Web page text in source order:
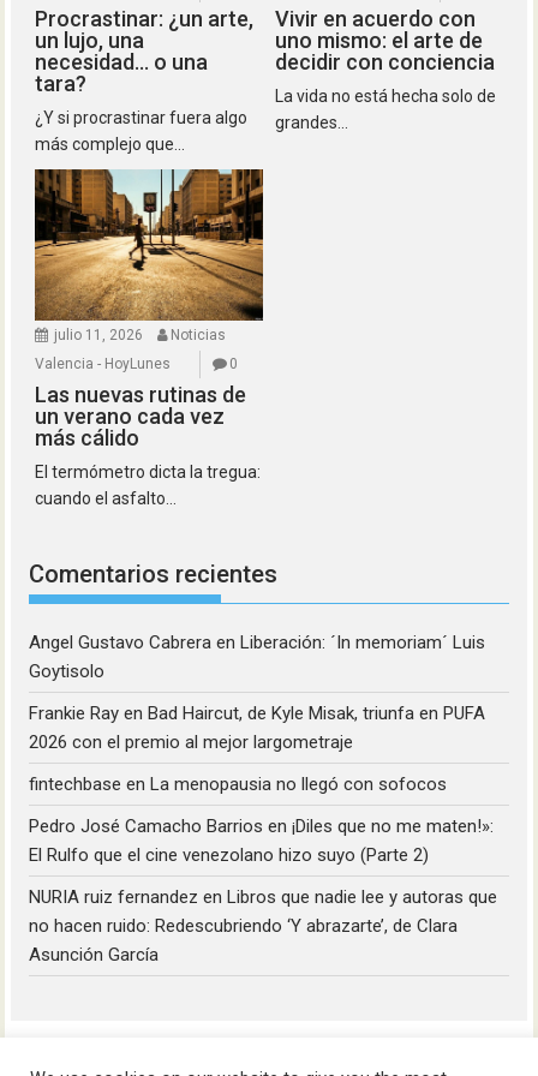
Procrastinar: ¿un arte,
un lujo, una
necesidad… o una
tara?
¿Y si procrastinar fuera algo
más complejo que...
Vivir en acuerdo con
uno mismo: el arte de
decidir con conciencia
La vida no está hecha solo de
grandes...
julio 11, 2026
Noticias
Valencia - HoyLunes
0
Las nuevas rutinas de
un verano cada vez
más cálido
El termómetro dicta la tregua:
cuando el asfalto...
Comentarios recientes
Angel Gustavo Cabrera enLiberación: ´In memoriam´ Luis
Goytisolo
Frankie Ray enBad Haircut, de Kyle Misak, triunfa en PUFA
2026 con el premio al mejor largometraje
fintechbase enLa menopausia no llegó con sofocos
Pedro José Camacho Barrios en¡Diles que no me maten!»:
El Rulfo que el cine venezolano hizo suyo (Parte 2)
NURIA ruiz fernandez enLibros que nadie lee y autoras que
no hacen ruido: Redescubriendo ‘Y abrazarte’, de Clara
Asunción García